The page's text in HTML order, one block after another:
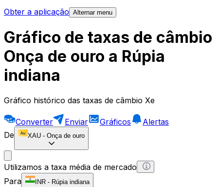
Obter a aplicação Alternar menu
Gráfico de taxas de câmbio
Onça de ouro a Rúpia
indiana
Gráfico histórico das taxas de câmbio Xe
Converter Enviar Gráficos
Alertas
De
XAU - Onça de ouro
Utilizamos a taxa média de mercado
Para
INR - Rúpia indiana